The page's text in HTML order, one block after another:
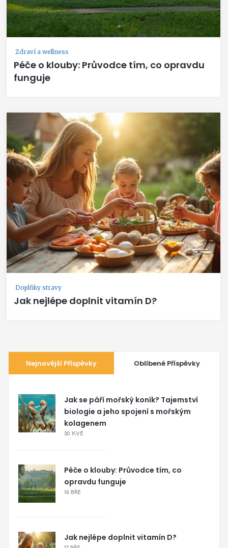
Zdraví a wellness
Péče o klouby: Průvodce tím, co opravdu
funguje
Doplňky stravy
Jak nejlépe doplnit vitamín D?
Nejnovější Příspěvky Oblíbené Příspěvky
Jak se páří mořský koník? Tajemství
biologie a jeho spojení s mořským
kolagenem
30 KVĚ
Péče o klouby: Průvodce tím, co
opravdu funguje
16 BŘE
Jak nejlépe doplnit vitamín D?